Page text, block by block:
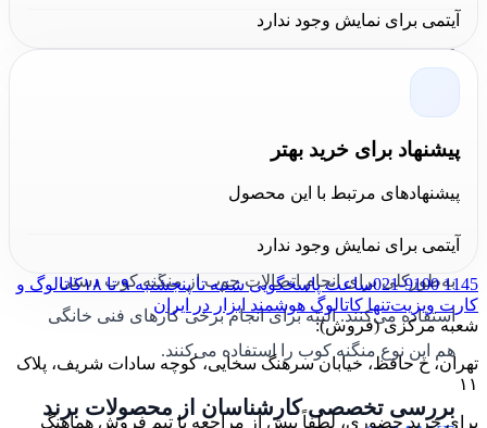
نقد و بررسیمنگنه کوب بادی سوماک
منگنه کوب
کوب منگنه زن نیز می‌گویند. از این ابزار برای محکم کردن دو
منگنه کوبها در سه نوع دستی، برقی و بادی وجود دارند.
به‌طورکلی برای انجام اتصالات چوب از منگنه کوب دستی
استفاده می‌کنند. البته برای انجام برخی کارهای فنی خانگی
هم این نوع منگنه کوب را استفاده می‌کنند.
بررسی تخصصی کارشناسان از محصولات برند
آیتمی برای نمایش وجود ندارد
پیشنهاد برای خرید بهتر
پیشنهادهای مرتبط با این محصول
آیتمی برای نمایش وجود ندارد
021-9100 1145ساعت پاسخگویی شنبه تا پنجشنبه ۹ تا ۱۸
کاتالوگ و
کارت ویزیتتنها کاتالوگ هوشمند ابزار در ایران
شعبه مرکزی (فروش):
تهران، خ حافظ، خیابان سرهنگ سخایی، کوچه سادات شریف، پلاک
۱۱
برای خرید حضوری، لطفاً پیش از مراجعه با تیم فروش هماهنگ